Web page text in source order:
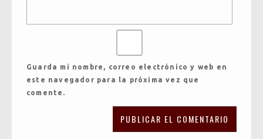
Guarda mi nombre, correo electrónico y web en
este navegador para la próxima vez que
comente.